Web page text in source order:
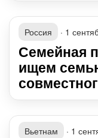
Россия · 1
Семейная
ищем
Вьетнам · 1